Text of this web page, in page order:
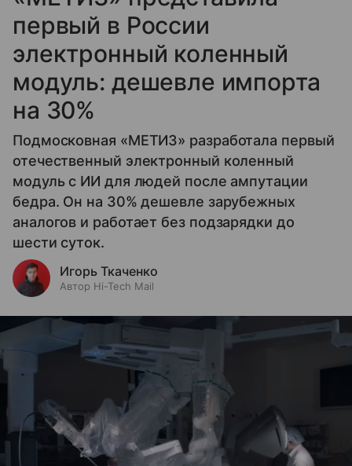
первый в России
электронный коленный
модуль: дешевле импорта
на 30%
Подмосковная «МЕТИЗ» разработала первый
отечественный электронный коленный
модуль с ИИ для людей после ампутации
бедра. Он на 30% дешевле зарубежных
аналогов и работает без подзарядки до
шести суток.
Игорь Ткаченко
Автор Hi-Tech Mail